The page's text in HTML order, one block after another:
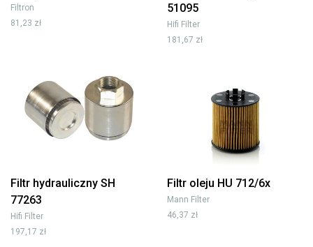
Filtron
81,23 zł
51095
Hifi Filter
181,67 zł
Filtr hydrauliczny SH
77263
Hifi Filter
197,17 zł
Filtr oleju HU 712/6x
Mann Filter
46,37 zł